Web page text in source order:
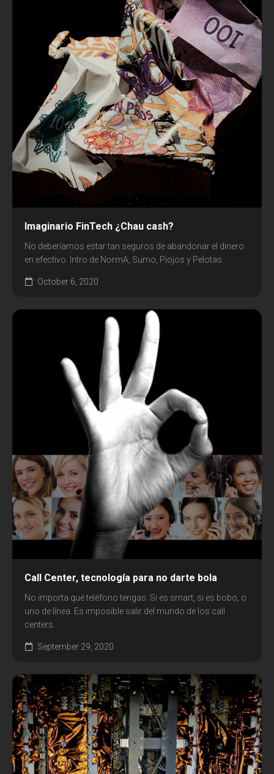
Imaginario FinTech ¿Chau cash?
No deberíamos estar tan seguros de abandonar el dinero
en efectivo. Intro de NormA, Sumo, Piojos y Pelotas.
October 6, 2020
Call Center, tecnología para no darte bola
No importa qué teléfono tengas. Si es smart, si es bobo, o
uno de línea. Es imposible salir del mundo de los call
centers.
September 29, 2020